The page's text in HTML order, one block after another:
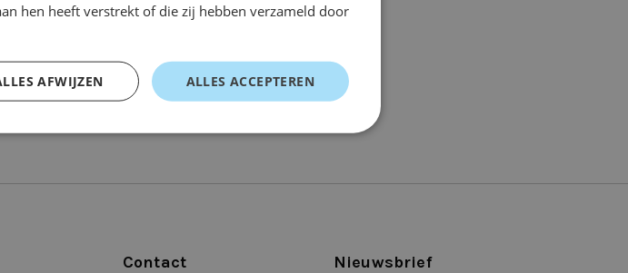
Contact Nieuwsbrief
hen heeft verstrekt of die zij hebben verzameld door
ALLES ACCEPTEREN
AFWIJZEN